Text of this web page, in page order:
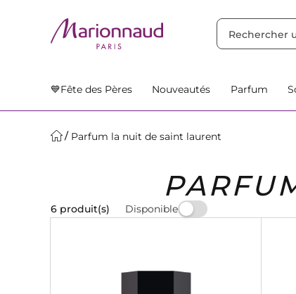
💙Fête des Pères Nouveautés Parfum
Parfum la nuit de saint laurent
6 produit(s) Disponible